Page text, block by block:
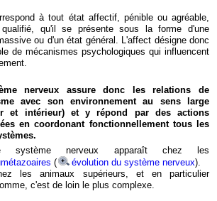
à tout état affectif, pénible ou agréable,
qu'il se présente sous la forme d'une
ou d'un état général. L'affect désigne donc
de mécanismes psychologiques qui influencent
nerveux assure donc les relations de
avec son environnement au sens large
et intérieur) et y répond par des actions
en coordonant fonctionnellement tous les
système nerveux apparaît chez les
( évolution du système nerveux).
les animaux supérieurs, et en particulier
c'est de loin le plus complexe.